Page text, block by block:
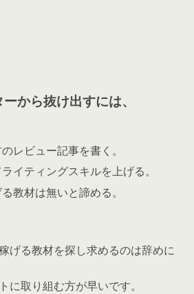
から抜け出すには、
レビュー記事を書く。
イティングスキルを上げる。
教材は無いと諦める。
げる教材を探し求めるのは辞めに
に取り組む方が早いです。